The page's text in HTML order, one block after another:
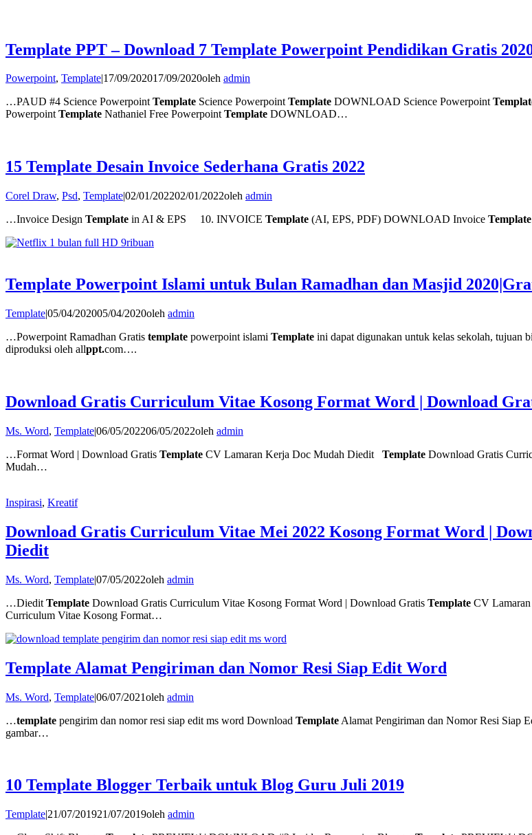
Template PPT – Download 7 Template Powerpoint Pendidikan Gratis
Powerpoint, Template 17/09/202017/09/2020oleh admin
…PAUD #4 Science PowerpointTemplate Science PowerpointTemplate DOWNLOAD Science Powerpoint
PowerpointTemplate Nathaniel Free PowerpointTemplate DOWNLOAD…
15 Template Desain Invoice Sederhana Gratis 2022
Corel Draw, Psd, Template|02/01/202202/01/2022oleh admin
…Invoice Design Template in AI & EPS 10. INVOICE Template (AI, EPS, PDF) DOWNLOAD Invoice Template
Template Powerpoint Islami untuk Bulan Ramadhan dan Masjid
Template|05/04/202005/04/2020oleh admin
…Powerpoint Ramadhan Gratis template powerpoint islami Template ini dapat digunakan untuk kelas sekolah, tujuan
diproduksi oleh allppt.com….
Download Gratis Curriculum Vitae Kosong Format Word | Download
Ms. Word, Template|06/05/202206/05/2022oleh admin
…Format Word | Download Gratis Template CV Lamaran Kerja Doc Mudah Diedit Template Download Gratis
Mudah…
Inspirasi, Kreatif
Download Gratis Curriculum Vitae Mei 2022 Kosong Format Word |
Diedit
Ms. Word, Template|07/05/2022oleh admin
…Diedit Template Download Gratis Curriculum Vitae Kosong Format Word | Download Gratis Template CV
Curriculum Vitae Kosong Format…
Template Alamat Pengiriman dan Nomor Resi Siap Edit Word
Ms. Word, Template|06/07/2021oleh admin
…template pengirim dan nomor resi siap edit ms word Download Template Alamat Pengiriman dan Nomor Resi Siap
gambar…
10 Template Blogger Terbaik untuk Blog Guru Juli 2019
Template|21/07/201921/07/2019oleh admin